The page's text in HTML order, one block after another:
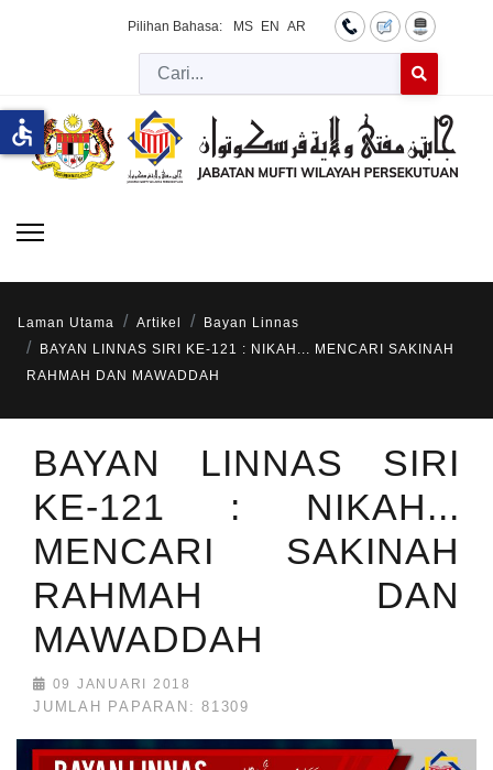
Pilihan Bahasa: MS EN AR
Cari
Laman Utama Artikel
Bayan Linnas
BAYAN LINNAS SIRI KE-121 : NIKAH... MENCARI SAKINAH
RAHMAH DAN MAWADDAH
BAYAN LINNAS SIRI
KE-121 : NIKAH...
MENCARI SAKINAH
RAHMAH DAN
MAWADDAH
09 JANUARI 2018
JUMLAH PAPARAN: 81309
accessible